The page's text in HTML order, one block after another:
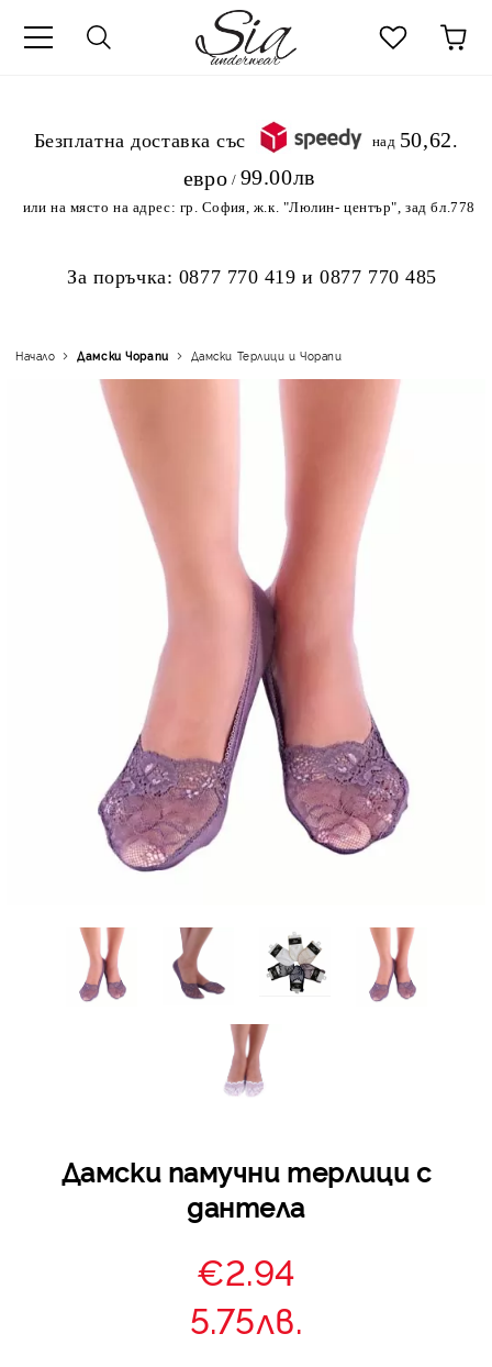
.Безплатна доставка със
над 50,62
евро / 99.00лв
или на място на адрес: гр. София, ж.к. "Люлин- център", зад бл.778
За поръчка: 0877 770 419 и0877 770 485
Начало Дамски Чорапи Дамски Терлици и Чорапи
Дамски памучни терлици с
дантела
€2.94
5.75лв.